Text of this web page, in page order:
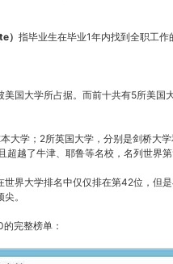
） 指毕业生在毕业1年内找到全职工作
国大学所占据。而前十共有5所美国
学；2所英国大学，分别是剑桥大学
越了牛津、耶鲁等名校，名列世界第
大学排名中仅仅排在第42位，但
。
完整榜单：